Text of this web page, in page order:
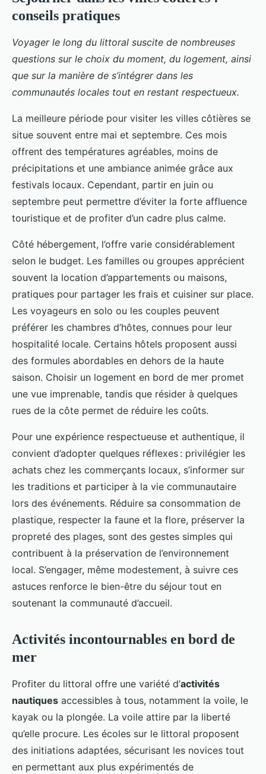
conseils pratiques
Voyager le long du littoral suscite de nombreuses
questions sur le choix du moment, du logement, ainsi
que sur la manière de s’intégrer dans les
communautés locales tout en restant respectueux.
La meilleure période pour visiter les villes côtières se
situe souvent entre mai et septembre. Ces mois
offrent des températures agréables, moins de
précipitations et une ambiance animée grâce aux
festivals locaux. Cependant, partir en juin ou
septembre peut permettre d’éviter la forte affluence
touristique et de profiter d’un cadre plus calme.
Côté hébergement, l’offre varie considérablement
selon le budget. Les familles ou groupes apprécient
souvent la location d’appartements ou maisons,
pratiques pour partager les frais et cuisiner sur place.
Les voyageurs en solo ou les couples peuvent
préférer les chambres d’hôtes, connues pour leur
hospitalité locale. Certains hôtels proposent aussi
des formules abordables en dehors de la haute
saison. Choisir un logement en bord de mer promet
une vue imprenable, tandis que résider à quelques
rues de la côte permet de réduire les coûts.
Pour une expérience respectueuse et authentique, il
convient d’adopter quelques réflexes : privilégier les
achats chez les commerçants locaux, s’informer sur
les traditions et participer à la vie communautaire
lors des événements. Réduire sa consommation de
plastique, respecter la faune et la flore, préserver la
propreté des plages, sont des gestes simples qui
contribuent à la préservation de l’environnement
local. S’engager, même modestement, à suivre ces
astuces renforce le bien-être du séjour tout en
soutenant la communauté d’accueil.
Activités incontournables en bord de
mer
Profiter du littoral offre une variété d’activités
nautiques accessibles à tous, notamment la voile, le
kayak ou la plongée. La voile attire par la liberté
qu’elle procure. Les écoles sur le littoral proposent
des initiations adaptées, sécurisant les novices tout
en permettant aux plus expérimentés de